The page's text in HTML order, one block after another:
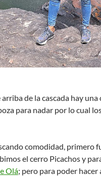
arriba de la cascada hay
para nadar por lo cual
comodidad, primero
el cerro Picachos y
Olá; pero para poder hacer